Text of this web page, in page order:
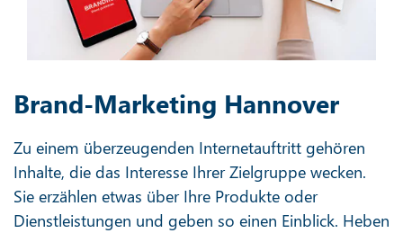
Brand-Marketing Hannover
Zu einem überzeugenden Internetauftritt gehören
Inhalte, die das Interesse Ihrer Zielgruppe wecken.
Sie erzählen etwas über Ihre Produkte oder
Dienstleistungen und geben so einen Einblick. Heben